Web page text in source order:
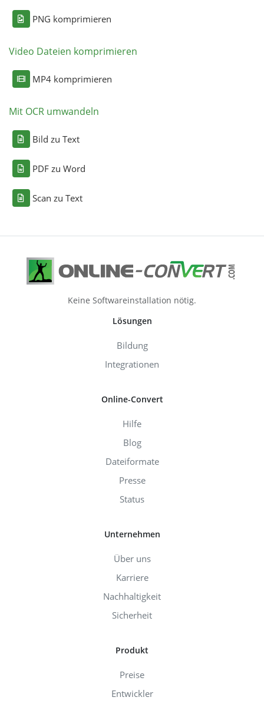
PNG komprimieren
Video Dateien komprimieren
MP4 komprimieren
Mit OCR umwandeln
Bild zu Text
PDF zu Word
Scan zu Text
Keine Softwareinstallation nötig.
Lösungen
Bildung
Integrationen
Online-Convert
Hilfe
Blog
Dateiformate
Presse
Status
Unternehmen
Über uns
Karriere
Nachhaltigkeit
Sicherheit
Produkt
Preise
Entwickler